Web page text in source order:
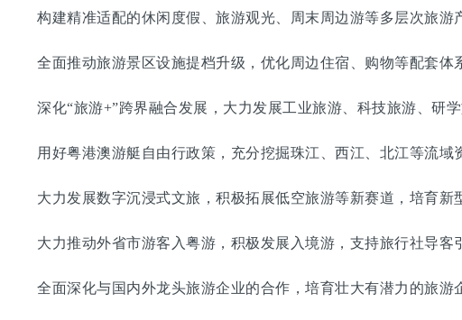
构建精准适配的休闲度假、旅游观光、周末周边游等多层次旅游
全面推动旅游景区设施提档升级，优化周边住宿、购物等配套体
深化“旅游+”跨界融合发展，大力发展工业旅游、科技旅游、研学
用好粤港澳游艇自由行政策，充分挖掘珠江、西江、北江等流域
大力发展数字沉浸式文旅，积极拓展低空旅游等新赛道，培育新
大力推动外省市游客入粤游，积极发展入境游，支持旅行社导客
全面深化与国内外龙头旅游企业的合作，培育壮大有潜力的旅游